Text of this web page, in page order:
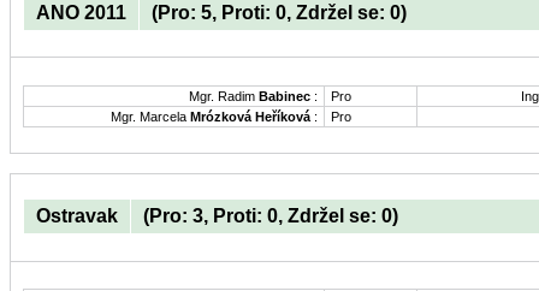
ANO 2011 (Pro: 5, Proti: 0, Zdržel se: 0)
Mgr. Radim Babinec : Pro
Mgr. Marcela Mrózková Heříková : Pro
Ostravak (Pro: 3, Proti: 0, Zdržel se: 0)